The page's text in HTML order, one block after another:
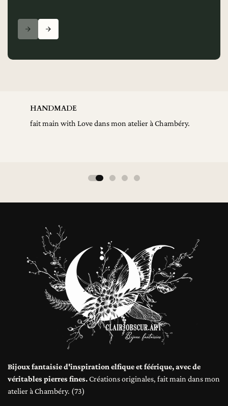
HANDMADE
fait main with Love dans mon atelier à Chambéry.
Bijoux fantaisie d'inspiration elfique et féérique, avec de
véritables pierres fines.Créations originales, fait main dans mon
atelier à Chambéry. (73)